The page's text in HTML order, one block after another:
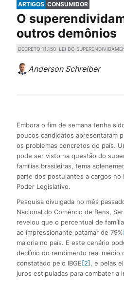
ARTIGOS CONSUMIDOR
O
outros demônios
DECRETO 11.150 LEI DO
Anderson Schreiber
Embora o fim de semana tenha
poucos candidatos apresentaram
os problemas concretos do país.
pode ser visto na questão do
famílias brasileiras, tema
parte dos postulantes a cargos no
Poder Legislativo.
Pesquisa divulgada no mês
Nacional do Comércio de Bens,
revelou que o percentual de
ao impressionante patamar de 79%
maioria no país. E este cenário
declínio do rendimento real médio
constatado pelo IBGE[2] , e pelas
juros estipuladas para combater a